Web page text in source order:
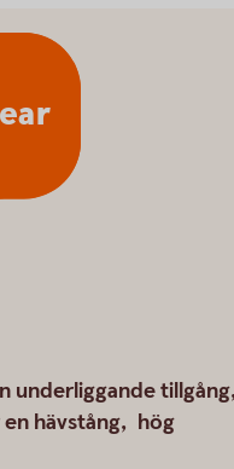
underliggande
hävstång, hög